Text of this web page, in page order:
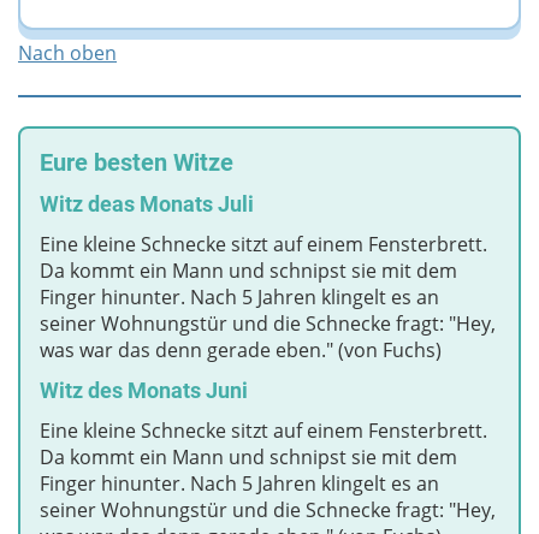
Nach oben
Eure besten Witze
Witz deas Monats Juli
Eine kleine Schnecke sitzt auf einem Fensterbrett.
Da kommt ein Mann und schnipst sie mit dem
Finger hinunter. Nach 5 Jahren klingelt es an
seiner Wohnungstür und die Schnecke fragt: "Hey,
was war das denn gerade eben." (von Fuchs)
Witz des Monats Juni
Eine kleine Schnecke sitzt auf einem Fensterbrett.
Da kommt ein Mann und schnipst sie mit dem
Finger hinunter. Nach 5 Jahren klingelt es an
seiner Wohnungstür und die Schnecke fragt: "Hey,